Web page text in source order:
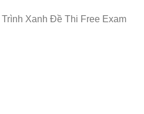
Xanh Đề Thi Free Exam